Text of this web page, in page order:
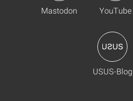
Mastodon YouTube
USUS-Blog